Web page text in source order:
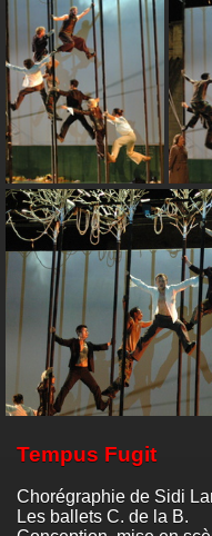
Tempus Fugit
Chorégraphie de Sidi
Les ballets C. de la B.